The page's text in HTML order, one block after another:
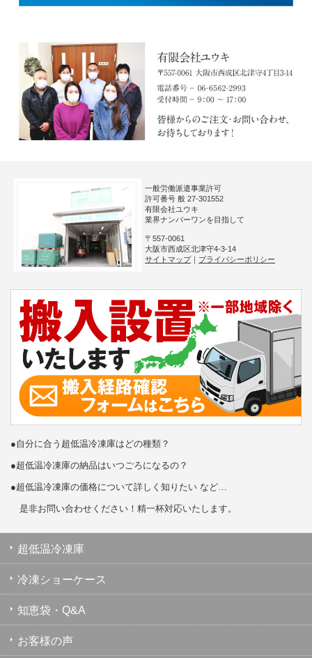
一般労働派遣事業許可
許可番号 般 27-301552
有限会社ユウキ
業界ナンバーワンを目指して
〒557-0061
大阪市西成区北津守4-3-14
サイトマップ｜ プライバシーポリシー
●自分に合う超低温冷凍庫はどの種類？
●超低温冷凍庫の納品はいつごろになるの？
●超低温冷凍庫の価格について詳しく知りたい など…
是非お問い合わせください！精一杯対応いたします。
超低温冷凍庫
冷凍ショーケース
知恵袋・Q&A
お客様の声